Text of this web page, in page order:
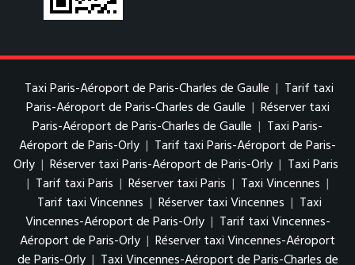
Taxi Paris-Aéroport de Paris-Charles de Gaulle | Tarif taxi
Paris-Aéroport de Paris-Charles de Gaulle | Réserver taxi
Paris-Aéroport de Paris-Charles de Gaulle | Taxi Paris-
Aéroport de Paris-Orly | Tarif taxi Paris-Aéroport de Paris-
Orly | Réserver taxi Paris-Aéroport de Paris-Orly | Taxi Paris
| Tarif taxi Paris | Réserver taxi Paris | Taxi Vincennes |
Tarif taxi Vincennes | Réserver taxi Vincennes | Taxi
Vincennes-Aéroport de Paris-Orly | Tarif taxi Vincennes-
Aéroport de Paris-Orly | Réserver taxi Vincennes-Aéroport
de Paris-Orly | Taxi Vincennes-Aéroport de Paris-Charles de